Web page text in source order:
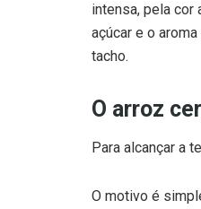
intensa, pela
açúcar e o
tacho.
O arroz
Para alcançar a
O motivo é